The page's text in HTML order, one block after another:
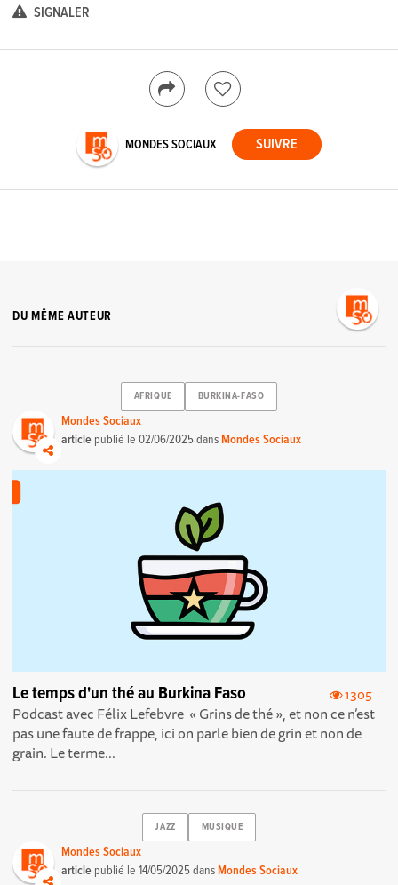
SIGNALER
MONDES SOCIAUX
DU MÊME AUTEUR
AFRIQUE BURKINA-FASO
Mondes Sociaux
article publié le02/06/2025dansMondes Sociaux
1305
Le temps d'un thé au Burkina Faso
Podcast avec Félix Lefebvre « Grins de thé », et non ce n’est
pas une faute de frappe, ici on parle bien de grin et non de
grain. Le terme...
JAZZ MUSIQUE
Mondes Sociaux
article publié le14/05/2025dansMondes Sociaux